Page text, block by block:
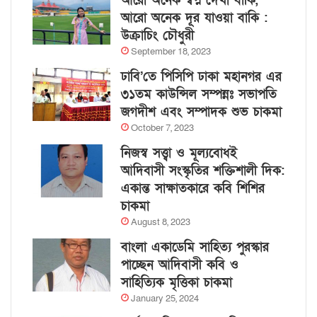
আরো অনেক দূর যাওয়া বাকি :
উক্রাচিং চৌধুরী
September 18, 2023
ঢাবি’তে পিসিপি ঢাকা মহানগর এর
৩১তম কাউন্সিল সম্পন্নঃ সভাপতি
জগদীশ এবং সম্পাদক শুভ চাকমা
October 7, 2023
নিজস্ব সত্ত্বা ও মূল্যবোধই
আদিবাসী সংস্কৃতির শক্তিশালী দিক:
একান্ত সাক্ষাতকারে কবি শিশির
চাকমা
August 8, 2023
বাংলা একাডেমি সাহিত্য পুরস্কার
পাচ্ছেন আদিবাসী কবি ও
সাহিত্যিক মৃত্তিকা চাকমা
January 25, 2024